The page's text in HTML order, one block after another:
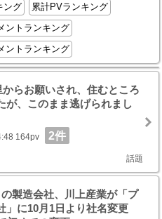
ング
累計PVランキング
ントランキング
ントランキング
らお願いされ、住むところ
が、このまま逃げられまし
164pv 2件
話題
製造会社、川上産業が「プ
」に10月1日より社名変更